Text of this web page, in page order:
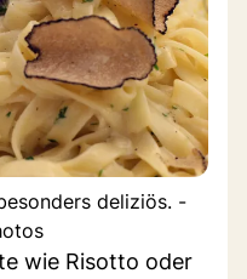
deliziös. -
wie Risotto oder